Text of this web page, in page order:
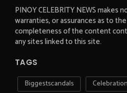
PINOY CELEBRITY NEWS makes
warranties, or assurances as to
completeness of the content
any sites linked to this site.
TAGS
Biggestscandals